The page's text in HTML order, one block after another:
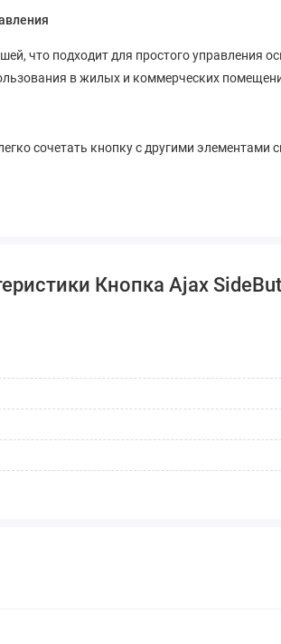
что подходит для простого управления
в жилых и коммерческих
сочетать кнопку с другими элементами
Кнопка Ajax